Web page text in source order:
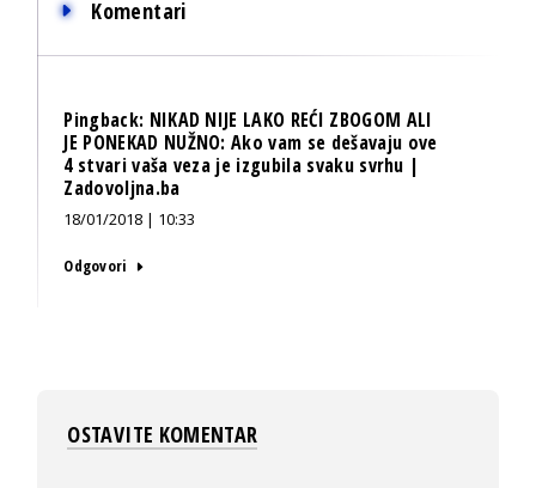
Komentari
Pingback: NIKAD NIJE LAKO REĆI ZBOGOM ALI
JE PONEKAD NUŽNO: Ako vam se dešavaju ove
4 stvari vaša veza je izgubila svaku svrhu |
Zadovoljna.ba
18/01/2018 | 10:33
Odgovori
OSTAVITE KOMENTAR